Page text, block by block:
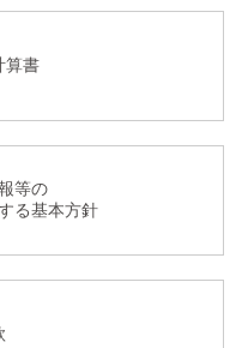
算書
等の
る基本方針